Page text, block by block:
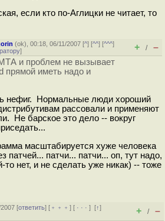
если кто по-Аглицки не читает, то
(ok), 00:18, 06/11/2007 [^] [^^] [^^^]
] + / –
и проблем не вызывает
прямой иметь надо и
нефиг. Нормальные люди хороший
рассовали и применяют
Не барское это дело -- вокруг
масштабируется хуже человека
патчей... патчи... патчи... оп, тут надо,
то нет, и не сделать уже никак) -- тоже
[ответить] [ ﹢﹢﹢] [ · · ·][↑]
+ / –